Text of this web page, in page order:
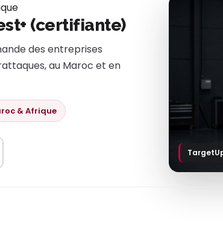
(certifiante)
des entreprises
au Maroc et en
& Afrique